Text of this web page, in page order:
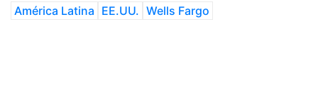
América Latina EE.UU. Wells Fargo